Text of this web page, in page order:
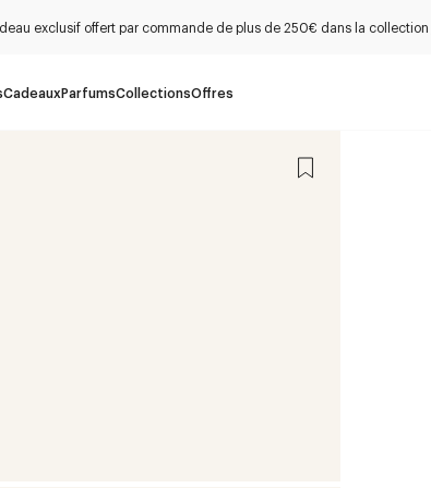
exclusif offert par commande de plus de 250€ dans la collection
CadeauxParfumsCollectionsOffres